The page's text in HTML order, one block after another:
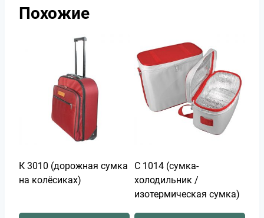
Похожие
К 3010 (дорожная сумка
на колёсиках)
С 1014 (сумка-
холодильник /
изотермическая сумка)